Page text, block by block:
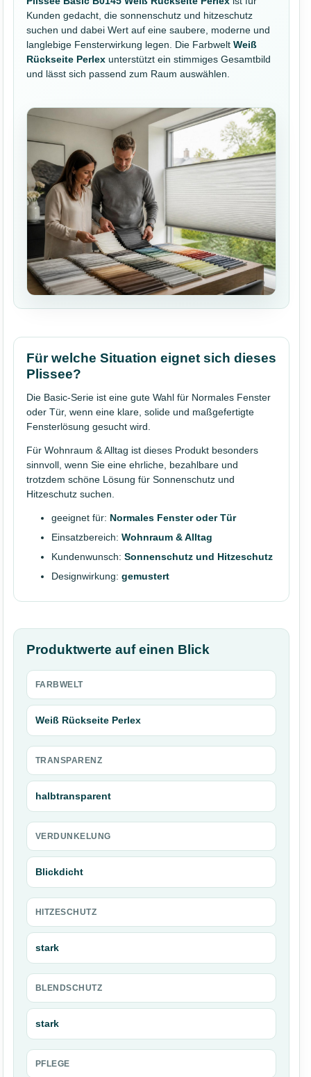
Kunden gedacht, die sonnenschutz und hitzeschutz
suchen und dabei Wert auf eine saubere, moderne und
langlebige Fensterwirkung legen. Die Farbwelt Weiß
Rückseite Perlex unterstützt ein stimmiges Gesamtbild
und lässt sich passend zum Raum auswählen.
Für welche Situation eignet sich dieses
Plissee?
Die Basic-Serie ist eine gute Wahl für Normales Fenster
oder Tür, wenn eine klare, solide und maßgefertigte
Fensterlösung gesucht wird.
Für Wohnraum & Alltag ist dieses Produkt besonders
sinnvoll, wenn Sie eine ehrliche, bezahlbare und
trotzdem schöne Lösung für Sonnenschutz und
Hitzeschutz suchen.
geeignet für: Normales Fenster oder Tür
Einsatzbereich: Wohnraum & Alltag
Kundenwunsch: Sonnenschutz und Hitzeschutz
Designwirkung: gemustert
Produktwerte auf einen Blick
FARBWELT
Weiß Rückseite Perlex
TRANSPARENZ
halbtransparent
VERDUNKELUNG
Blickdicht
HITZESCHUTZ
stark
BLENDSCHUTZ
stark
PFLEGE